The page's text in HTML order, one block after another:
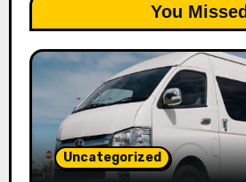
You Missed
Uncategorized